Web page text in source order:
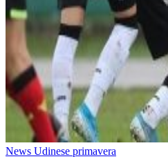
News Udinese primavera